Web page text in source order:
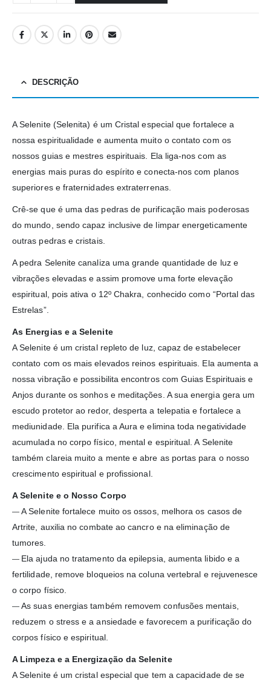
DESCRIÇÃO
A Selenite (Selenita) é um Cristal especial que fortalece a
nossa espiritualidade e aumenta muito o contato com os
nossos guias e mestres espirituais. Ela liga-nos com as
energias mais puras do espírito e conecta-nos com planos
superiores e fraternidades extraterrenas.
Crê-se que é uma das pedras de purificação mais poderosas
do mundo, sendo capaz inclusive de limpar energeticamente
outras pedras e cristais.
A pedra Selenite canaliza uma grande quantidade de luz e
vibrações elevadas e assim promove uma forte elevação
espiritual, pois ativa o 12º Chakra, conhecido como “Portal das
Estrelas”.
As Energias e a Selenite
A Selenite é um cristal repleto de luz, capaz de estabelecer
contato com os mais elevados reinos espirituais. Ela aumenta a
nossa vibração e possibilita encontros com Guias Espirituais e
Anjos durante os sonhos e meditações. A sua energia gera um
escudo protetor ao redor, desperta a telepatia e fortalece a
mediunidade. Ela purifica a Aura e elimina toda negatividade
acumulada no corpo físico, mental e espiritual. A Selenite
também clareia muito a mente e abre as portas para o nosso
crescimento espiritual e profissional.
A Selenite e o Nosso Corpo
—A Selenite fortalece muito os ossos, melhora os casos de
Artrite, auxilia no combate ao cancro e na eliminação de
tumores.
— Ela ajuda no tratamento da epilepsia, aumenta libido e a
fertilidade, remove bloqueios na coluna vertebral e rejuvenesce
o corpo físico.
—As suas energias também removem confusões mentais,
reduzem o stress e a ansiedade e favorecem a purificação do
corpos físico e espiritual.
A Limpeza e a Energização da Selenite
A Selenite é um cristal especial que tem a capacidade de se